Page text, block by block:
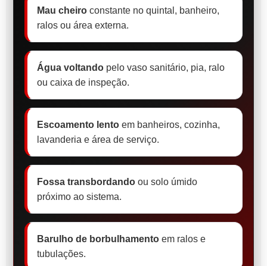
Mau cheiro constante no quintal, banheiro,
ralos ou área externa.
Água voltando pelo vaso sanitário, pia, ralo
ou caixa de inspeção.
Escoamento lento em banheiros, cozinha,
lavanderia e área de serviço.
Fossa transbordando ou solo úmido
próximo ao sistema.
Barulho de borbulhamento em ralos e
tubulações.